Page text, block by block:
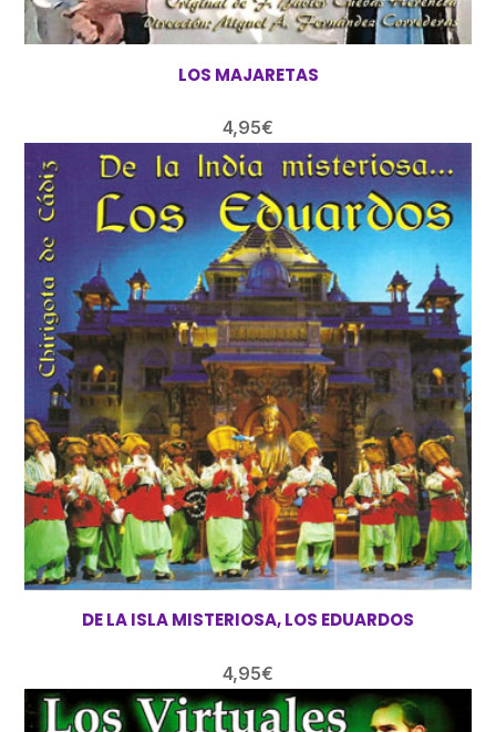
LOS MAJARETAS
4,95€
DE LA ISLA MISTERIOSA, LOS EDUARDOS
4,95€